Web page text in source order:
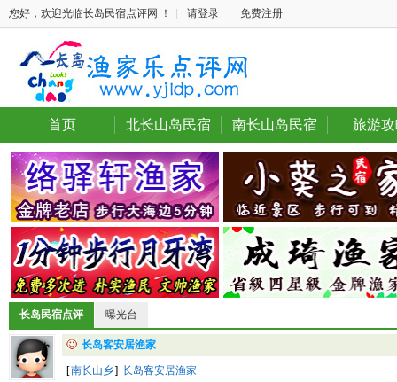
您好，欢迎光临长岛民宿点评网 ！ 请登录 免费注册
首页 北长山岛民宿 南长山岛民宿 旅游
长岛民宿点评 曝光台
长岛客安居渔家
[南长山乡] 长岛客安居渔家